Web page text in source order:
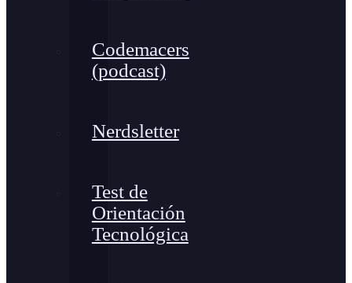
Codemacers
(podcast)
Nerdsletter
Test de
Orientación
Tecnológica